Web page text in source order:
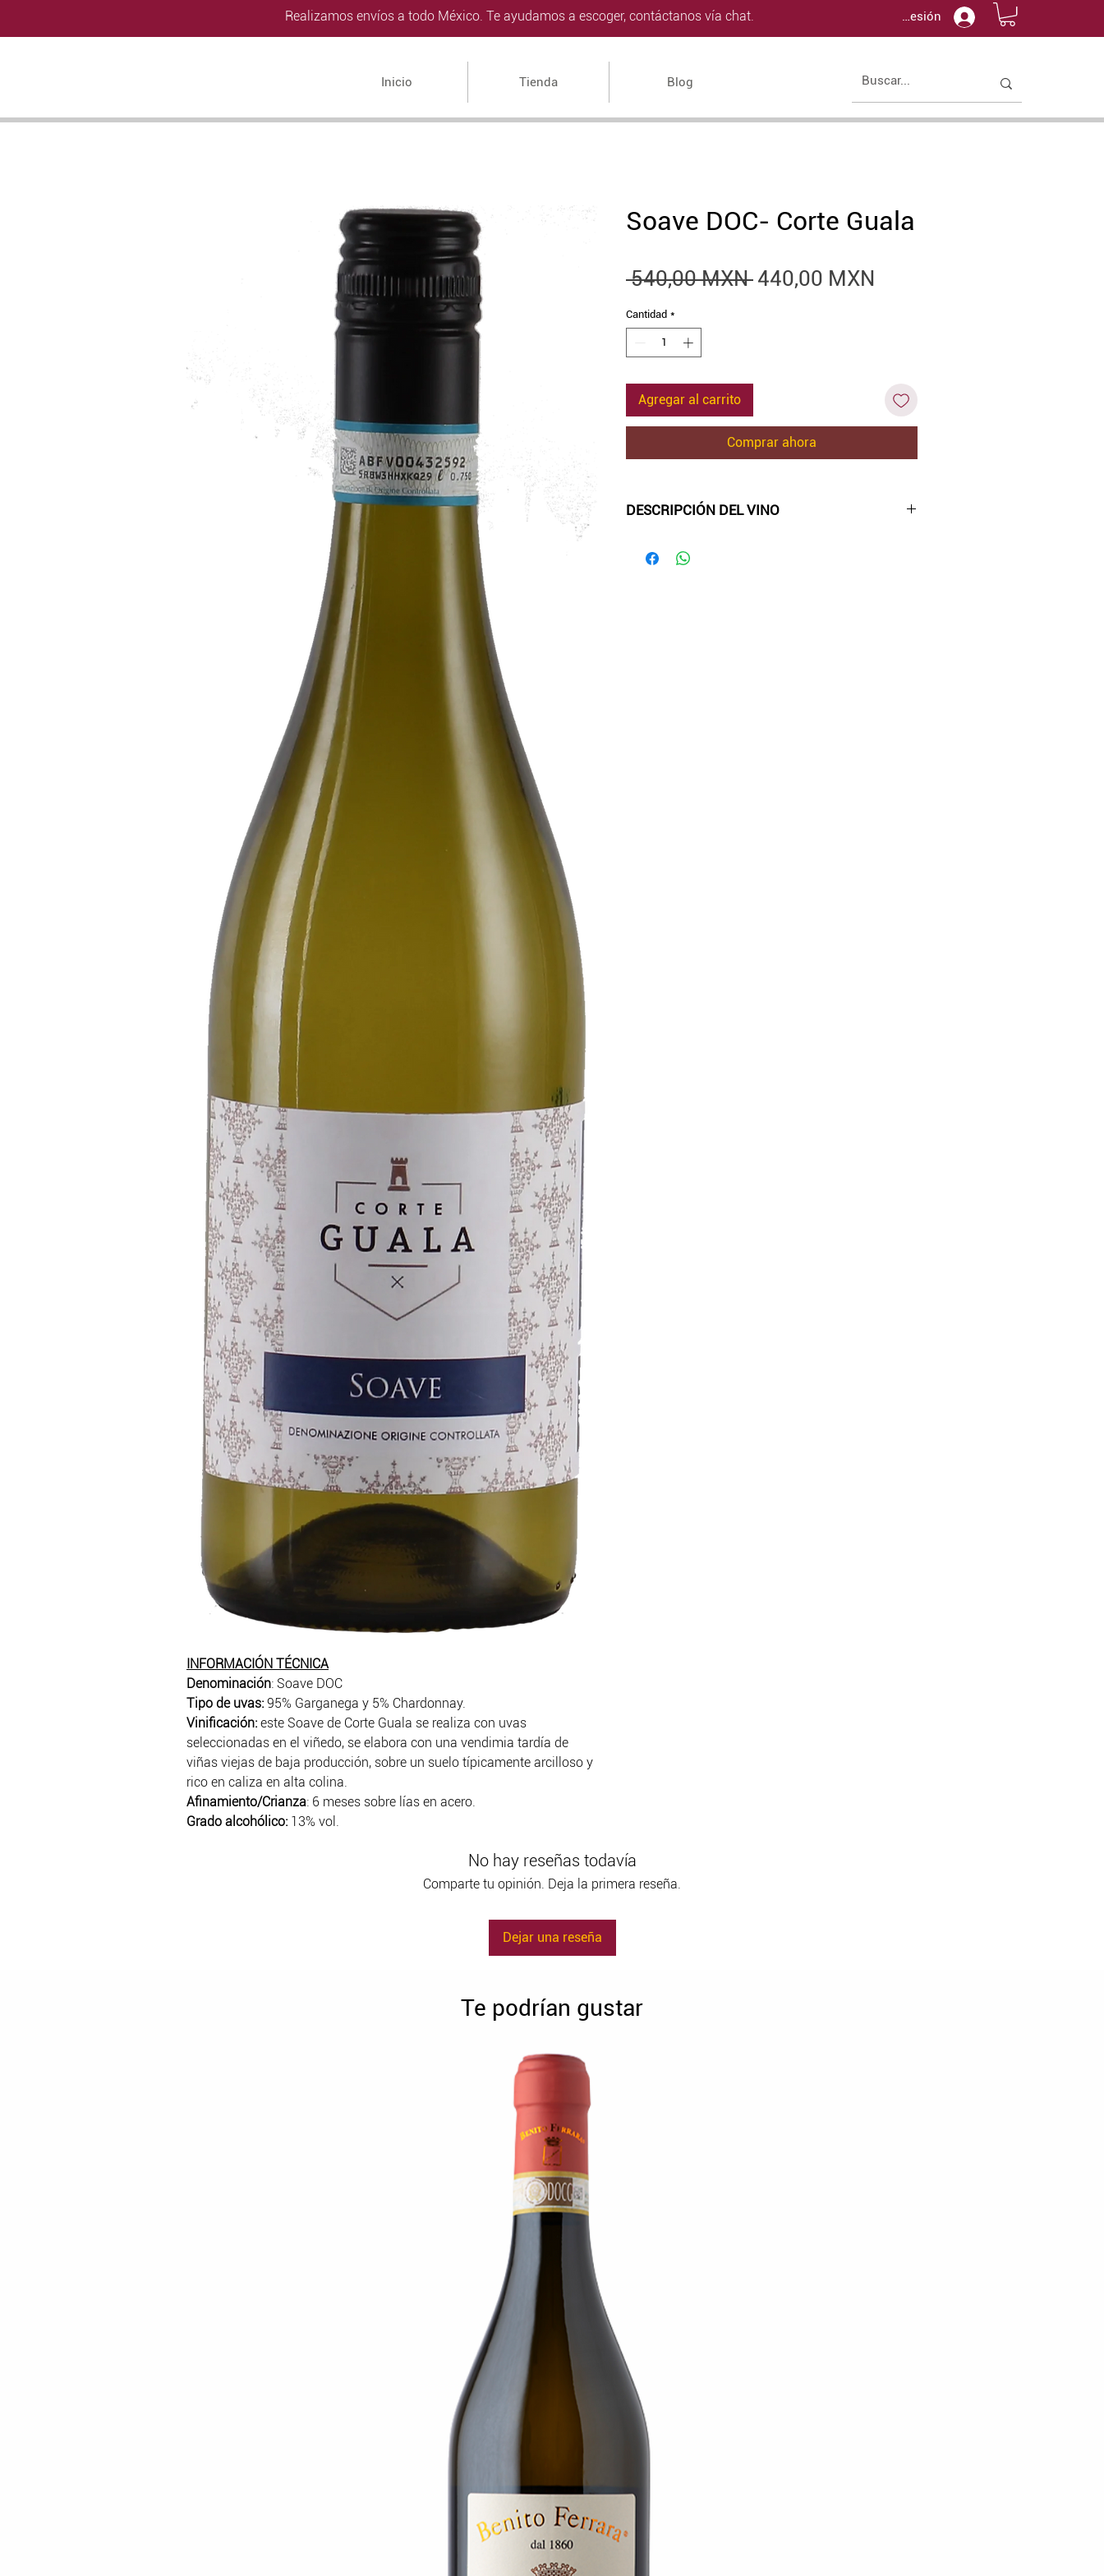
Realizamos envíos a todo México. Te ayudamos a escoger, contáctanos vía chat. Iniciar sesión
Inicio Tienda Blog
INFORMACIÓN TÉCNICA
Denominación: Soave DOC
Tipo de uvas: 95% Garganega y 5% Chardonnay.
Vinificación: este Soave de Corte Guala se realiza con uvas
seleccionadas en el viñedo, se elabora con una vendimia tardía de
viñas viejas de baja producción, sobre un suelo típicamente arcilloso y
rico en caliza en alta colina.
Afinamiento/Crianza: 6 meses sobre lías en acero.
Grado alcohólico: 13% vol.
Soave DOC- Corte Guala
540,00 MXN Precio
440,00 MXN
Cantidad *
Agregar al carrito
Comprar ahora
DESCRIPCIÓN DEL VINO
-Aroma
: notas de frutas como la piña y el
No hay reseñas todavía
Comparte tu opinión. Deja la primera reseña.
Dejar una reseña
Te podrían gustar